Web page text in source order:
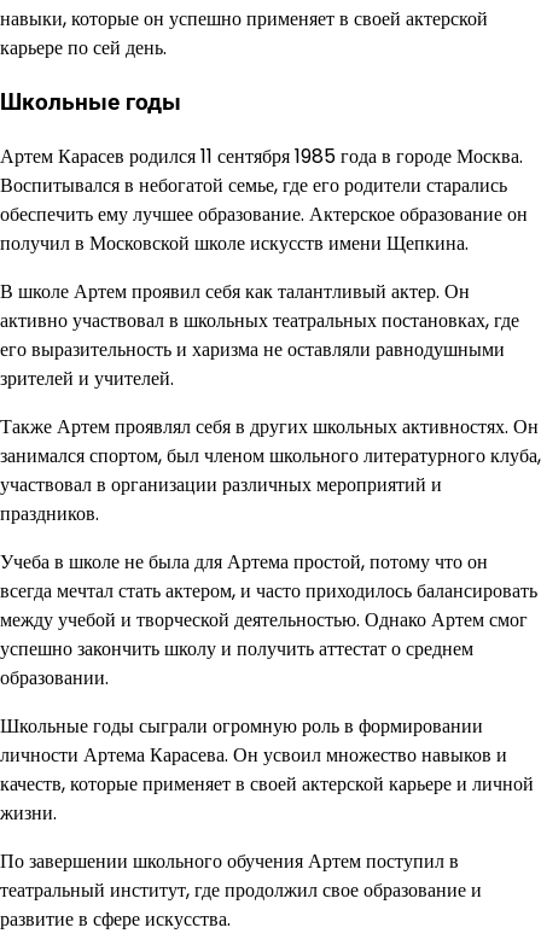
навыки, которые он успешно применяет в своей актерской
карьере по сей день.
Школьные годы
Артем Карасев родился 11 сентября 1985 года в городе Москва.
Воспитывался в небогатой семье, где его родители старались
обеспечить ему лучшее образование. Актерское образование он
получил в Московской школе искусств имени Щепкина.
В школе Артем проявил себя как талантливый актер. Он
активно участвовал в школьных театральных постановках, где
его выразительность и харизма не оставляли равнодушными
зрителей и учителей.
Также Артем проявлял себя в других школьных активностях. Он
занимался спортом, был членом школьного литературного клуба,
участвовал в организации различных мероприятий и
праздников.
Учеба в школе не была для Артема простой, потому что он
всегда мечтал стать актером, и часто приходилось балансировать
между учебой и творческой деятельностью. Однако Артем смог
успешно закончить школу и получить аттестат о среднем
образовании.
Школьные годы сыграли огромную роль в формировании
личности Артема Карасева. Он усвоил множество навыков и
качеств, которые применяет в своей актерской карьере и личной
жизни.
По завершении школьного обучения Артем поступил в
театральный институт, где продолжил свое образование и
развитие в сфере искусства.